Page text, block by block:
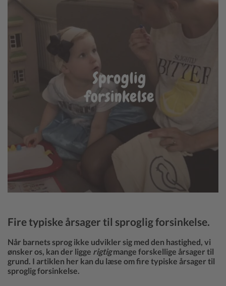
Fire typiske årsager til sproglig forsinkelse.
Når barnets sprog ikke udvikler sig med den hastighed, vi
ønsker os, kan der ligge rigtigmange forskellige årsager til
grund. I artiklen her kan du læse om fire typiske årsager til
sproglig forsinkelse.